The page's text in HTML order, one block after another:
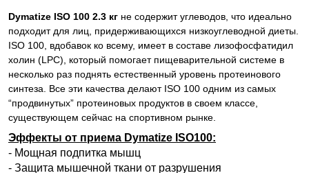
Dymatize ISO 100 2.3 кг не содержит углеводов, что идеально
подходит для лиц, придерживающихся низкоуглеводной диеты.
ISO 100, вдобавок ко всему, имеет в составе лизофосфатидил
холин (LPC), который помогает пищеварительной системе в
несколько раз поднять естественный уровень протеинового
синтеза. Все эти качества делают ISO 100 одним из самых
“продвинутых” протеиновых продуктов в своем классе,
существующем сейчас на спортивном рынке.
Эффекты от приема Dymatize ISO100:
- Мощная подпитка мышц
- Защита мышечной ткани от разрушения